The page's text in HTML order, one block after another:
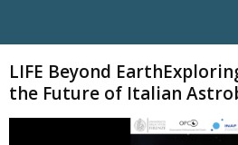
LIFE Beyond
the Future of Italian